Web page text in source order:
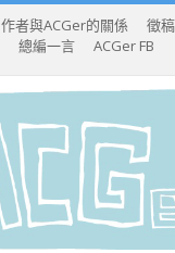
作者與ACGer的關係
徵
總編一言
ACGer FB